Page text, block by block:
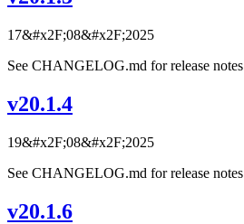
17&#x2F;08&#x2F;2025
See CHANGELOG.md for release notes
v20.1.4
19&#x2F;08&#x2F;2025
See CHANGELOG.md for release notes
v20.1.6